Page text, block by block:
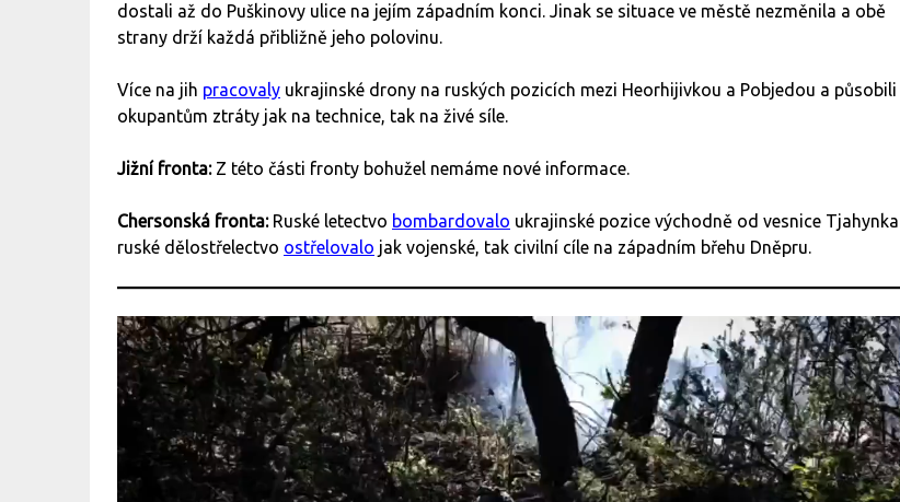
dostali až do Puškinovy ulice na jejím západním konci. Jinak se situace ve městě nezměnila a obě
strany drží každá přibližně jeho polovinu.
Více na jih pracovaly ukrajinské drony na ruských pozicích mezi Heorhijivkou a Pobjedou a působili
okupantům ztráty jak na technice, tak na živé síle.
Jižní fronta: Z této části fronty bohužel nemáme nové informace.
Chersonská fronta:Ruské letectvo bombardovalo ukrajinské pozice východně od vesnice
ruské dělostřelectvo ostřelovalo jak vojenské, tak civilní cíle na západním břehu Dněpru.